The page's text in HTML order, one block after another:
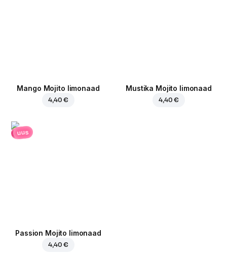
Mango Mojito limonaad
4,40 €
Mustika Mojito limonaad
4,40 €
uus
Passion Mojito limonaad
4,40 €